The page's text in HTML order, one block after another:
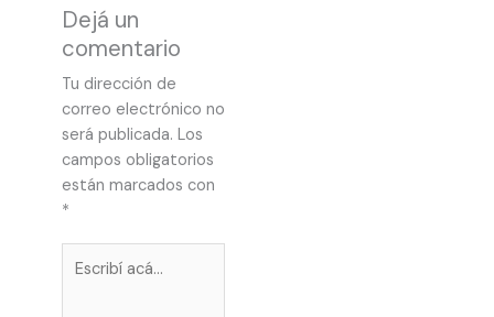
Dejá un
comentario
Tu dirección de
correo electrónico no
será publicada. Los
campos obligatorios
están marcados con
*
acá...